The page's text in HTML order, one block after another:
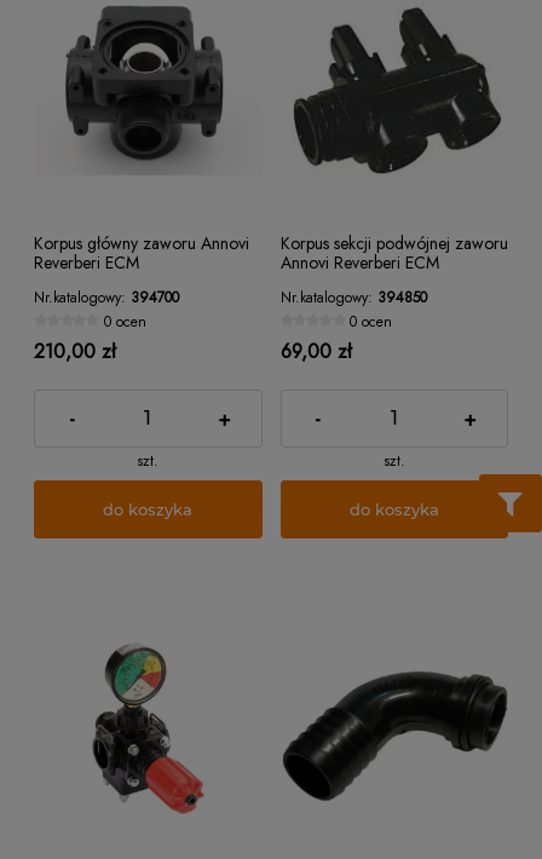
Korpus główny zaworu Annovi
Reverberi ECM
Nr.katalogowy: 394700
0 ocen
210,00 zł
- +
szt.
do koszyka
Korpus sekcji podwójnej zaworu
Annovi Reverberi ECM
Nr.katalogowy: 394850
0 ocen
69,00 zł
- +
szt.
do koszyka